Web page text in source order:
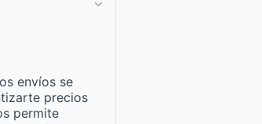
envíos se
precios
permite